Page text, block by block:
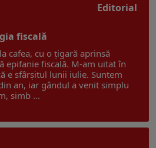
Editorial
fiscală
cafea, cu o țigară aprinsă
epifanie fiscală. M-am uitat în
e sfârșitul lunii iulie. Suntem
an, iar gândul a venit simplu
simb ...